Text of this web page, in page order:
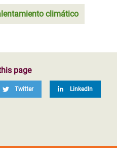
climático
page
Twitter LinkedIn